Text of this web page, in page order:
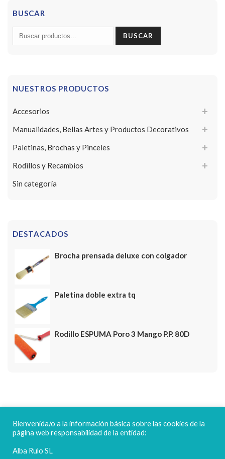
BUSCAR
Buscar
por:
BUSCAR
NUESTROS PRODUCTOS
Accesorios
Manualidades, Bellas Artes y Productos Decorativos
Paletinas, Brochas y Pinceles
Rodillos y Recambios
Sin categoría
DESTACADOS
Brocha prensada deluxe con colgador
Paletina doble extra tq
Rodillo ESPUMA Poro 3 Mango P.P. 80D
FELICES FIESTAS
Bienvenida/o a la información básica sobre las cookies de la
página web responsabilidad de la entidad:
Alba Rulo SL